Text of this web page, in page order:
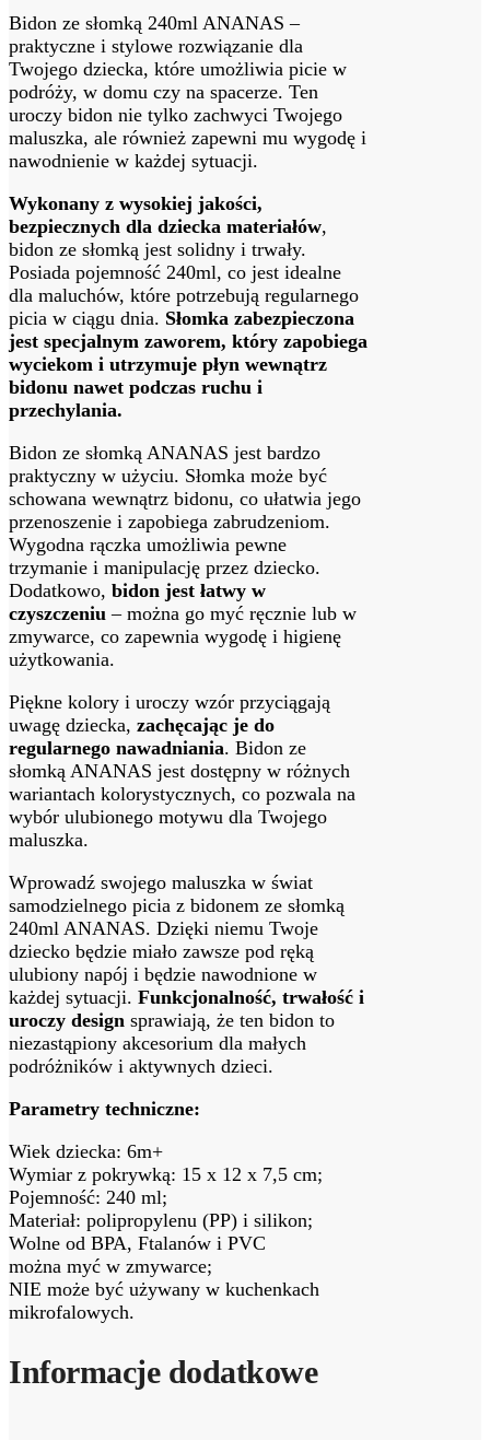
Bidon ze słomką 240ml ANANAS –
praktyczne i stylowe rozwiązanie dla
Twojego dziecka, które umożliwia picie w
podróży, w domu czy na spacerze. Ten
uroczy bidon nie tylko zachwyci Twojego
maluszka, ale również zapewni mu wygodę i
nawodnienie w każdej sytuacji.
Wykonany z wysokiej jakości,
bezpiecznych dla dziecka materiałów,
bidon ze słomką jest solidny i trwały.
Posiada pojemność 240ml, co jest idealne
dla maluchów, które potrzebują regularnego
picia w ciągu dnia. Słomka zabezpieczona
jest specjalnym zaworem, który zapobiega
wyciekom i utrzymuje płyn wewnątrz
bidonu nawet podczas ruchu i
przechylania.
Bidon ze słomką ANANAS jest bardzo
praktyczny w użyciu. Słomka może być
schowana wewnątrz bidonu, co ułatwia jego
przenoszenie i zapobiega zabrudzeniom.
Wygodna rączka umożliwia pewne
trzymanie i manipulację przez dziecko.
Dodatkowo, bidon jest łatwy w
czyszczeniu – można go myć ręcznie lub w
zmywarce, co zapewnia wygodę i higienę
użytkowania.
Piękne kolory i uroczy wzór przyciągają
uwagę dziecka, zachęcając je do
regularnego nawadniania. Bidon ze
słomką ANANAS jest dostępny w różnych
wariantach kolorystycznych, co pozwala na
wybór ulubionego motywu dla Twojego
maluszka.
Wprowadź swojego maluszka w świat
samodzielnego picia z bidonem ze słomką
240ml ANANAS. Dzięki niemu Twoje
dziecko będzie miało zawsze pod ręką
ulubiony napój i będzie nawodnione w
każdej sytuacji. Funkcjonalność, trwałość i
uroczy design sprawiają, że ten bidon to
niezastąpiony akcesorium dla małych
podróżników i aktywnych dzieci.
Parametry techniczne:
Wiek dziecka: 6m+
Wymiar z pokrywką: 15 x 12 x 7,5 cm;
Pojemność: 240 ml;
Materiał: polipropylenu (PP) i silikon;
Wolne od BPA, Ftalanów i PVC
można myć w zmywarce;
NIE może być używany w kuchenkach
mikrofalowych.
Informacje dodatkowe